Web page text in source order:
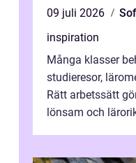
09 juli 2026
inspiration
Många klasser
studieresor,
Rätt arbetssätt
lönsam och